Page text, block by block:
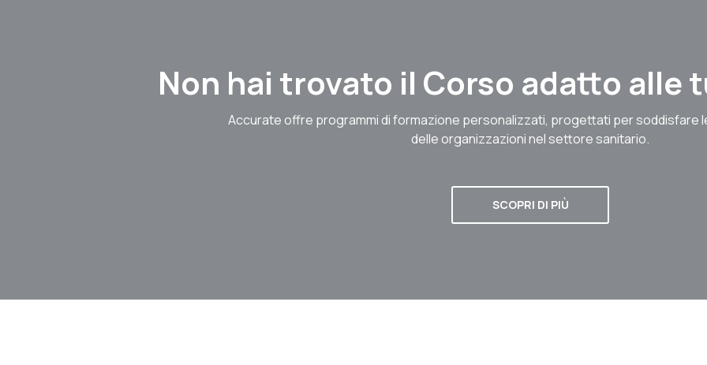
Non hai trovato il Corso adatto alle
Accurate offre programmi di formazione personalizzati, progettati per soddisfare
delle organizzazioni nel settore sanitario.
SCOPRI DI PIÙ